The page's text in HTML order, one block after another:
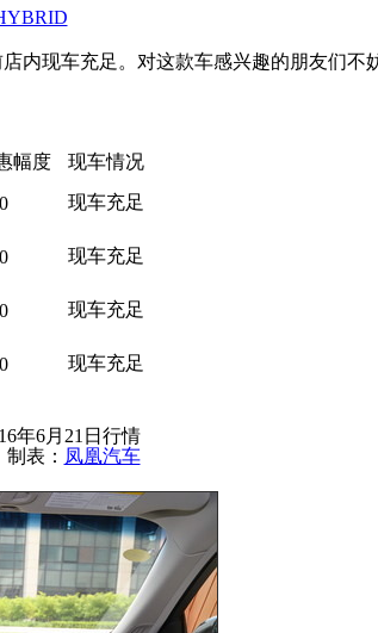
内现车充足。对这款车感兴趣的朋友们不
幅度
现车情况
现车充足
现车充足
现车充足
现车充足
年6月21日行情
制表： 凤凰汽车